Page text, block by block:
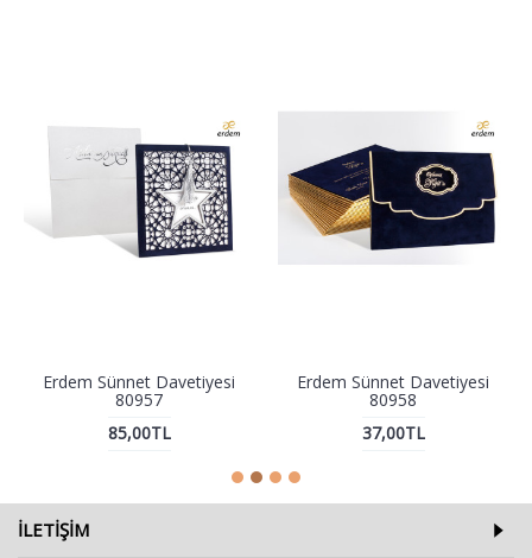
Erdem Sünnet Davetiyesi
80957
85,00TL
Erdem Sünnet Davetiyesi
80958
37,00TL
ILETIŞIM